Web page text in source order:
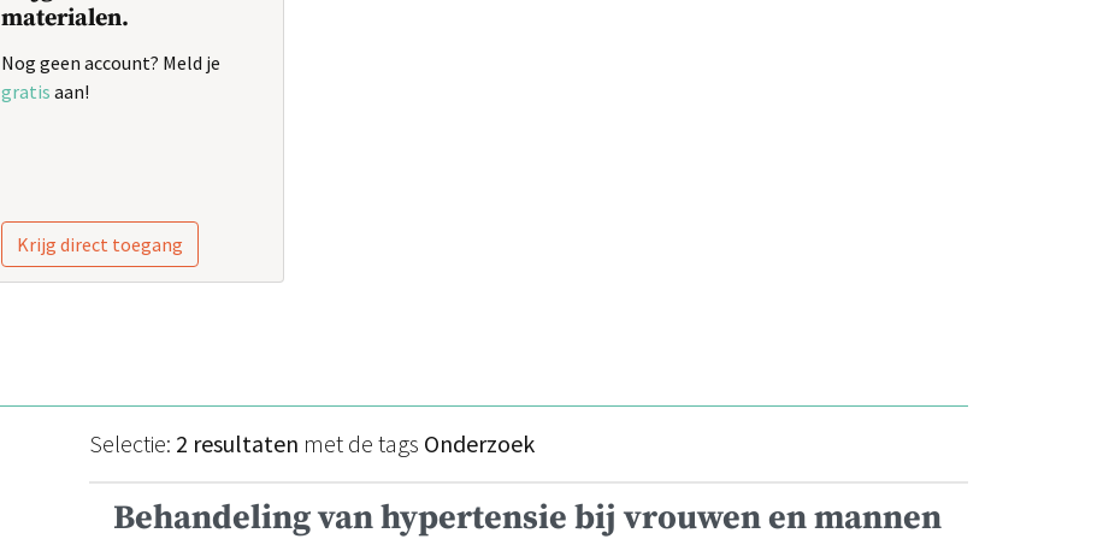
materialen.
Nog geen account? Meld je
gratis aan!
Krijg direct toegang
Selectie: 2 resultaten met de tags Onderzoek
Behandeling van hypertensie bij vrouwen en mannen